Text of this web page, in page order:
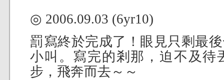
◎ 2006.09.03 (6yr10)
罰寫終於完成了！眼見只剩最
小叫。寫完的剎那，迫不及待
步，飛奔而去～～